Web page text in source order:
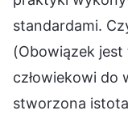
standardami.
(Obowiązek
człowiekowi do
stworzona